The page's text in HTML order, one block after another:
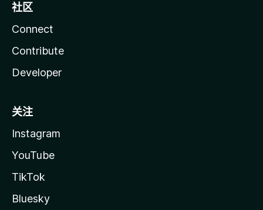
社区
Connect
Contribute
Developer
关注
Instagram
YouTube
TikTok
Bluesky